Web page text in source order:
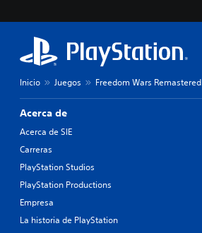
Inicio Juegos Freedom Wars Remastered
Acerca de
Acerca de SIE
Carreras
PlayStation Studios
PlayStation Productions
Empresa
La historia de PlayStation